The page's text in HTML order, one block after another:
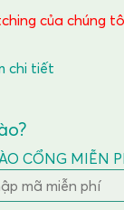
của chúng
chi tiết
CỔNG MIỄN